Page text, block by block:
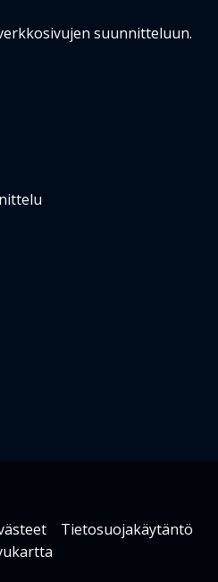
suunnitteluun.
Tietosuojakäytäntö